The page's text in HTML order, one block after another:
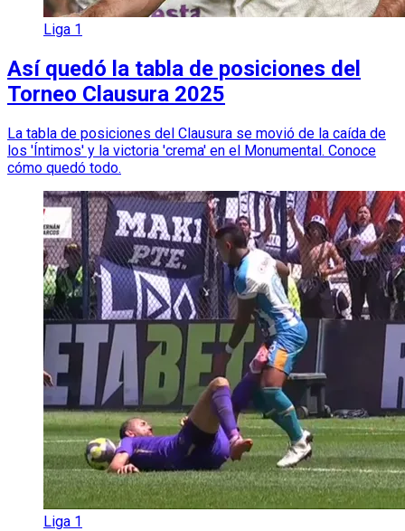
Liga 1
Así quedó la tabla de posiciones del
Torneo Clausura 2025
La tabla de posiciones del Clausura se movió de la caída de
los 'Íntimos' y la victoria 'crema' en el Monumental. Conoce
cómo quedó todo.
Liga 1